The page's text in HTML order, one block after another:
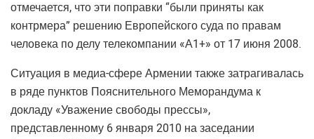
отмечается, что эти поправки “были приняты как
контрмера” решению Европейского суда по правам
человека по делу телекомпании «А1+» от 17 июня 2008.
Ситуация в медиа-сфере Армении также затрагивалась
в ряде пунктов Пояснительного Меморандума к
докладу «Уважение свободы прессы»,
представленному 6 января 2010 на заседании